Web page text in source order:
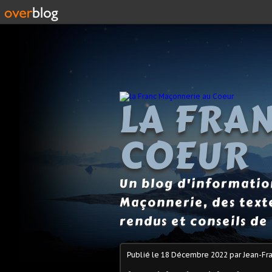
LA
COEUR
Un blog
Maçonnerie, des
rendus et conseils
Publié le 18 Décembre 2022 par Jean-